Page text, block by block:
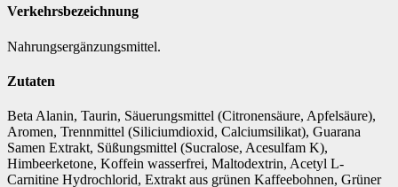
Verkehrsbezeichnung
Nahrungsergänzungsmittel.
Zutaten
Beta Alanin, Taurin, Säuerungsmittel (Citronensäure, Apfelsäure),
Aromen, Trennmittel (Siliciumdioxid, Calciumsilikat), Guarana
Samen Extrakt, Süßungsmittel (Sucralose, Acesulfam K),
Himbeerketone, Koffein wasserfrei, Maltodextrin, Acetyl L-
Carnitine Hydrochlorid, Extrakt aus grünen Kaffeebohnen, Grüner